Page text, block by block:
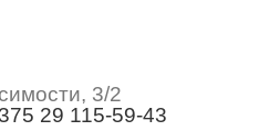
3/2
29 115-59-43